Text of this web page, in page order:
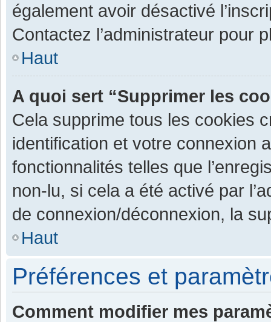
également avoir désactivé
Contactez l’administrateur pour
Haut
A quoi sert “Supprimer les
Cela supprime tous les cookies
identification et votre connexion
fonctionnalités telles que
non-lu, si cela a été activé par
de connexion/déconnexion, la
Haut
Préférences et
Comment modifier mes